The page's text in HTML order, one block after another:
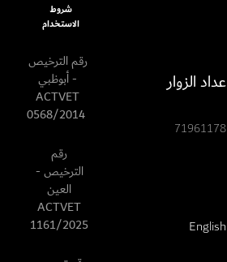
عداد الزوار
71961178
English
شروط
الاستخدام
رقم الترخيص
- أبوظبي
ACTVET
0568/2014
رقم
الترخيص -
العين
ACTVET
1161/2025